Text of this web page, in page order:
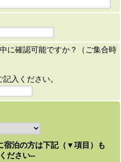
確認可能ですか？（ご集合時
入ください。
宿泊の方は下記（▼項目）も
ださい--